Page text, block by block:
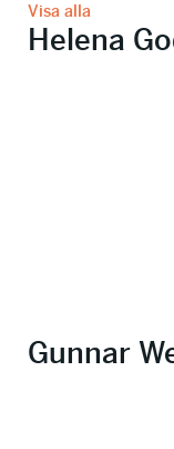
Visa alla
Helena
Gunnar